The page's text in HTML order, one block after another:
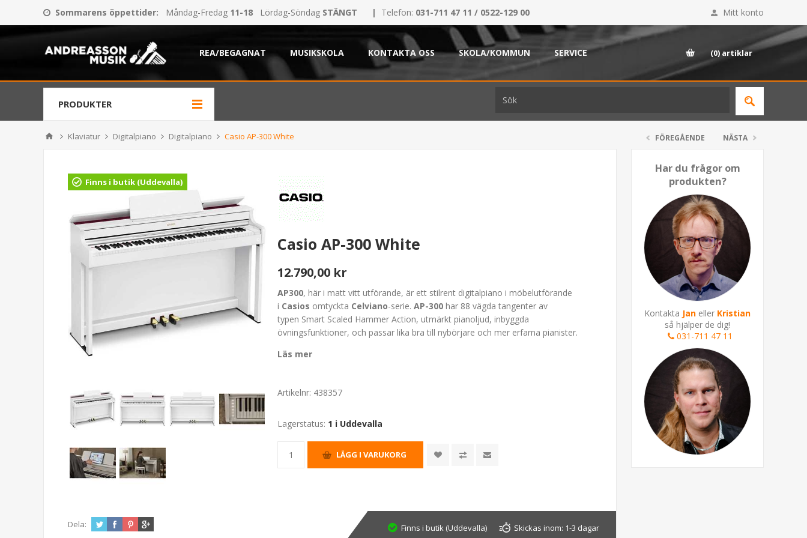
Sommarens öppettider: Måndag-Fredag 11-18 Lördag-Söndag STÄNGT | Telefon: 031-711 47 11 / 0522-129 00 Mitt konto
REA/BEGAGNAT MUSIKSKOLA KONTAKTA OSS SKOLA/KOMMUN SERVICE (0) artiklar
PRODUKTER
Klaviatur Digitalpiano Digitalpiano Casio AP-300 White FÖREGÅENDE NÄSTA
Har du frågor om
produkten?
Kontakta Jan eller Kristian
så hjälper de dig!
031-711 47 11
Finns i butik (Uddevalla)
Casio AP-300 White
12.790,00 kr
AP300, här i matt vitt utförande, är ett stilrent digitalpiano i möbelutförande
i Casios omtyckta Celviano-serie.AP-300 har 88 vägda tangenter av
typen Smart Scaled Hammer Action, utmärkt pianoljud, inbyggda
övningsfunktioner, och passar lika bra till nybörjare och mer erfarna pianister.
Läs mer
Artikelnr: 438357
Lagerstatus: 1 i Uddevalla
Dela: Finns i butik (Uddevalla) Skickas inom: 1-3 dagar